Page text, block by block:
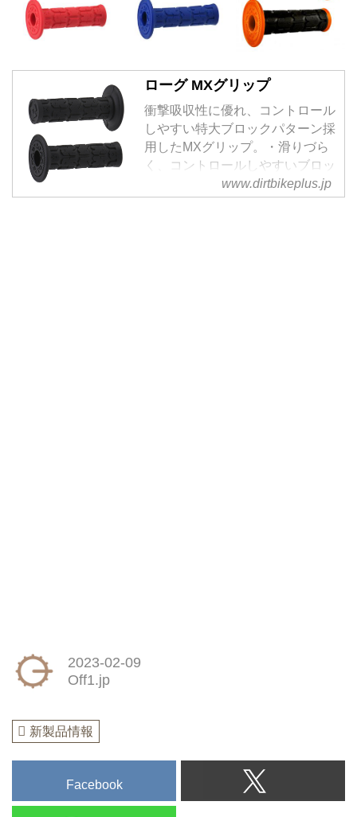
ローグ MXグリップ
衝撃吸収性に優れ、コントロール
しやすい特大ブロックパターン採
用したMXグリップ。・滑りづら
く、コントロールしやすいブロッ
クパターン・グリ...www.dirtbikeplus.jp
2023-02-09
Off1.jp
新製品情報
Facebook